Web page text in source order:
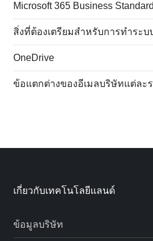
Microsoft 365 Business
สิ่งที่ต้องเตรียมสำหรับการทำระบ
OneDrive
ข้อแตกต่างของอีเมลบริษัทแต่ละ
เกี่ยวกับเทคโนโลยีแลนด์
ข้อมูลบริษัท